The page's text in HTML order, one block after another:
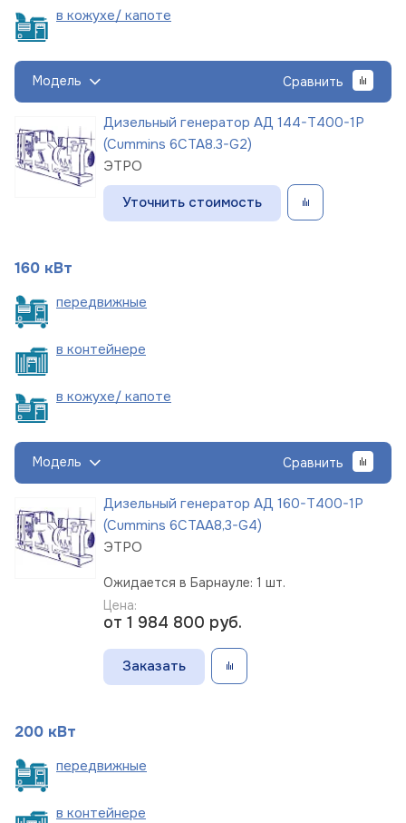
в кожухе/ капоте
Модель Сравнить
Дизельный генератор АД 144-Т400-1Р
(Cummins 6CTA8.3-G2)
ЭТРО
Уточнить стоимость
160 кВт
передвижные
в контейнере
в кожухе/ капоте
Модель Сравнить
Дизельный генератор АД 160-Т400-1Р
(Cummins 6CTAА8,3-G4)
ЭТРО
Ожидается в Барнауле: 1 шт.
Цена:
от 1 984 800 руб.
Заказать
200 кВт
передвижные
в контейнере